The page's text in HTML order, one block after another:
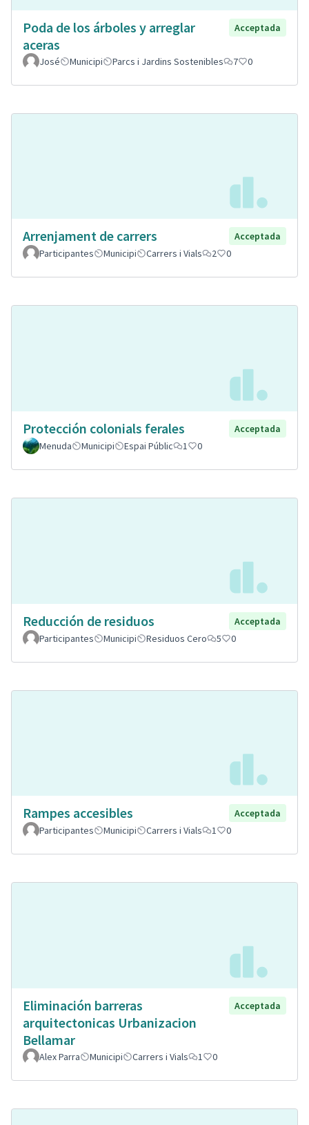
Poda de los árboles y arreglar
aceras
Acceptada
José Municipi Parcs i Jardins Sostenibles 7 0
Arrenjament de carrers
Acceptada
Participantes
Municipi Carrers i Vials 2 0
Protección colonials ferales
Acceptada
Menuda
Municipi Espai Públic 1 0
Reducción de residuos
Acceptada
Participantes
Municipi Residuos Cero 5 0
Rampes accesibles
Acceptada
Participantes
Municipi Carrers i Vials 1 0
Eliminación barreras
arquitectonicas Urbanizacion
Bellamar
Acceptada
Alex Parra Municipi Carrers i Vials 1 0